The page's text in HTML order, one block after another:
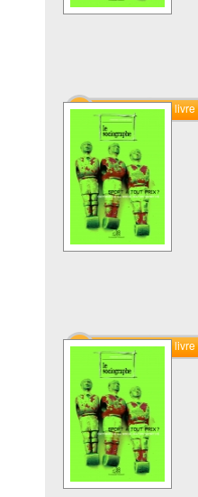
Commander le livre
Commander le livre